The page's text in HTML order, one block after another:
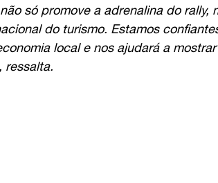
só promove a adrenalina do
do turismo. Estamos
local e nos ajudará a
ressalta.